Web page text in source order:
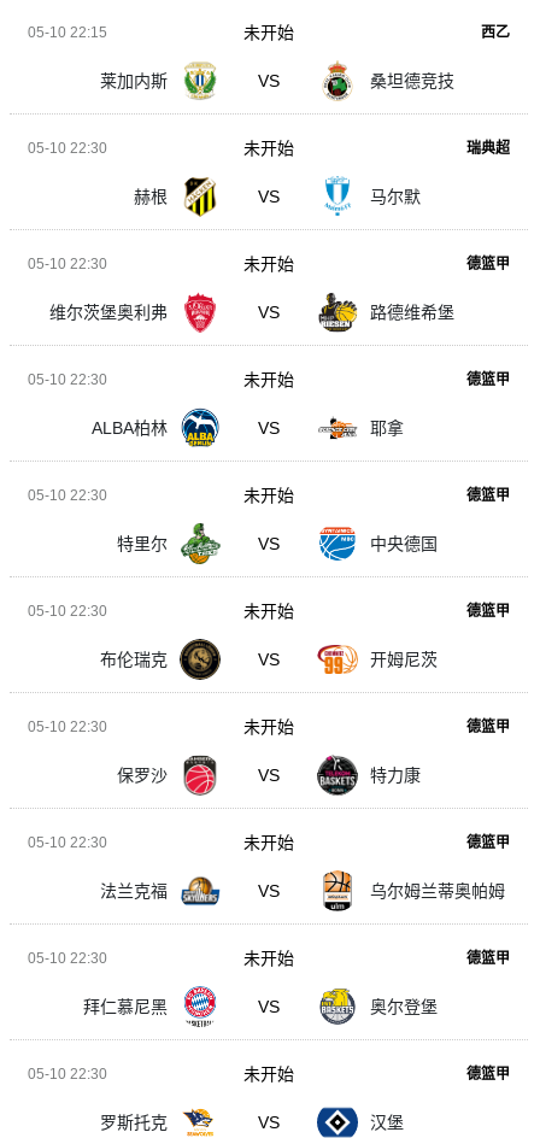
05-10 22:15 西乙
莱加内斯 VS 桑坦德竞技
未开始
05-10 22:30 瑞典超
赫根 VS 马尔默
未开始
05-10 22:30 德篮甲
维尔茨堡奥利弗 VS 路德维希堡
未开始
05-10 22:30 德篮甲
ALBA柏林 VS 耶拿
未开始
05-10 22:30 德篮甲
特里尔 VS 中央德国
未开始
05-10 22:30 德篮甲
布伦瑞克 VS 开姆尼茨
未开始
05-10 22:30 德篮甲
保罗沙 VS 特力康
未开始
05-10 22:30 德篮甲
法兰克福 VS 乌尔姆兰蒂奥帕姆
未开始
05-10 22:30 德篮甲
拜仁慕尼黑 VS 奥尔登堡
未开始
05-10 22:30 德篮甲
罗斯托克 VS 汉堡
未开始